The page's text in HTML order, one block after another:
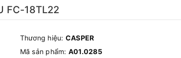
FC-18TL22
Thương hiệu: CASPER
Mã sản phẩm: A01.0285